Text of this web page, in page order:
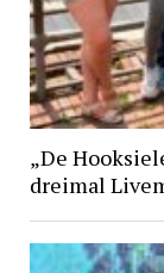
„De
dreimal